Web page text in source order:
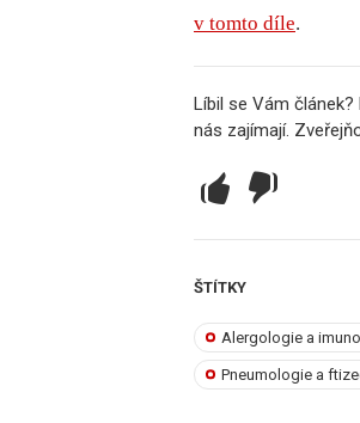
v tomto díle.
Líbil se Vám
nás zajímají.
ŠTÍTKY
Alergologie a
Pneumologie a